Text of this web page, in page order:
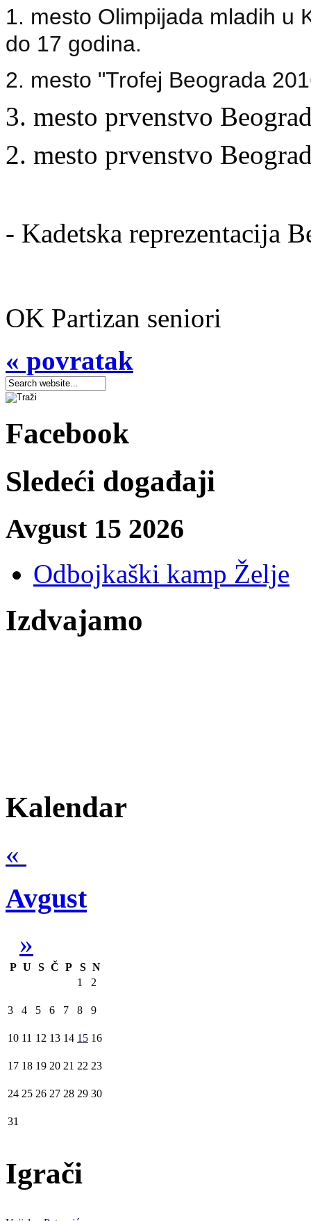
1. mesto Olimpijada mladih u
do 17 godina.
2. mesto "Trofej Beograda
3. mesto prvenstvo
2. mesto prvenstvo
- Kadetska reprezentacija
OK Partizan seniori
« povratak
Facebook
Sledeći događaji
Avgust 15 2026
Odbojkaški kamp Želje
Izdvajamo
Kalendar
«
Avgust
»
P U S Č P S N
1
2
3 4 5 6 7 8 9
10 11 12 13 14 15 16
17 18 19 20 21 22 23
24 25 26 27 28 29 30
31
Igrači